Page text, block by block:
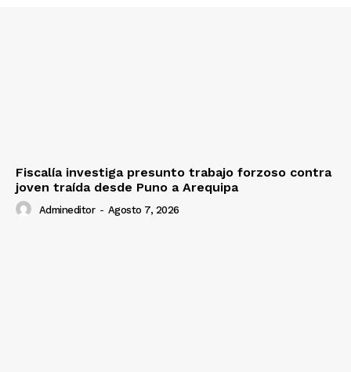
Fiscalía investiga presunto trabajo forzoso contra
joven traída desde Puno a Arequipa
Admineditor - Agosto 7, 2026